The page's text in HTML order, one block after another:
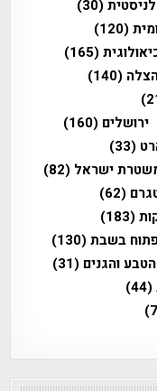
(30)
(120)
(165)
(140)
ירושלים (160)
(33)
ישראל (82)
(62)
(183)
בשבת(130)
והגנים (31)
(44)